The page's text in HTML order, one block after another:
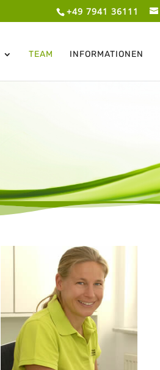
+49 7941 36111
TEAM INFORMATIONEN